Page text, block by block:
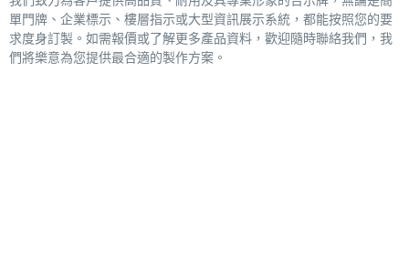
單門牌、企業標示、樓層指示或大型資訊展示系統，都能按照您的要
求度身訂製。如需報價或了解更多產品資料，歡迎隨時聯絡我們，我
們將樂意為您提供最合適的製作方案。